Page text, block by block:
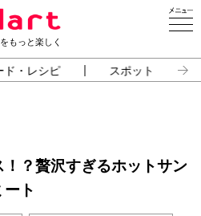
もっと楽しく
ド・レシピ スポット
？贅沢すぎるホットサン
ト